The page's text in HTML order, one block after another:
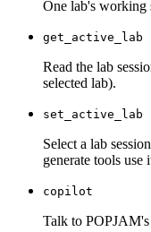
One lab's working
get_active_lab
Read the lab
selected lab).
set_active_lab
Select a lab
generate tools use
copilot
Talk to